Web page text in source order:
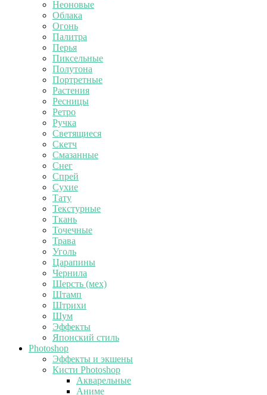
Неоновые
Облака
Огонь
Палитра
Перья
Пиксельные
Полутона
Портретные
Растения
Ресницы
Ретро
Ручка
Светящиеся
Скетч
Смазанные
Снег
Спрей
Сухие
Тату
Текстурные
Ткань
Точечные
Трава
Уголь
Царапины
Чернила
Шерсть (мех)
Штамп
Штрихи
Шум
Эффекты
Японский стиль
Photoshop
Эффекты и экшены
Кисти Photoshop
Акварельные
Аниме